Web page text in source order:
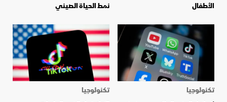
الأطفال
نمط الحياة الصيني
تكنولوجيا
تكنولوجيا